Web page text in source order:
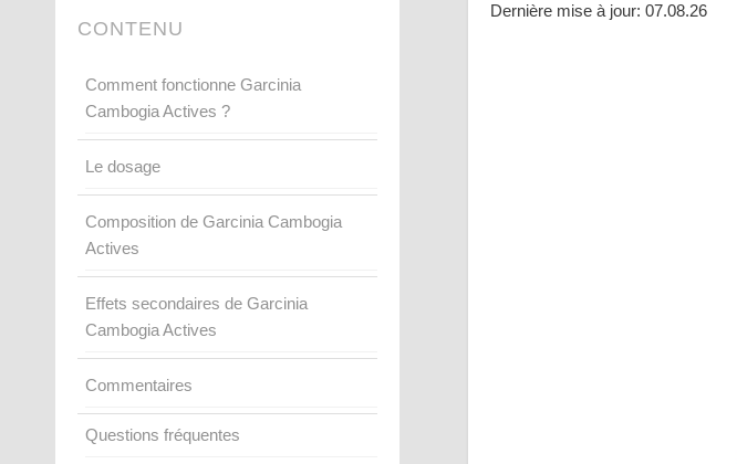
CONTENU
Comment fonctionne Garcinia
Cambogia Actives ?
Le dosage
Composition de Garcinia Cambogia
Actives
Effets secondaires de Garcinia
Cambogia Actives
Commentaires
Questions fréquentes
Dernière mise à jour: 07.08.26